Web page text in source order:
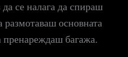
да се налага да спираш
размотаваш основната
пренареждаш багажа.